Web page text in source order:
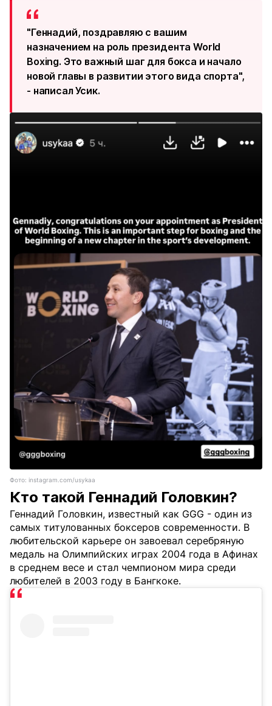
"Геннадий, поздравляю с вашим
назначением на роль президента World
Boxing. Это важный шаг для бокса и начало
новой главы в развитии этого вида спорта",
- написал Усик.
Фото: instagram.com/usykaa
Кто такой Геннадий Головкин?
Геннадий Головкин, известный как GGG - один из
самых титулованных боксеров современности. В
любительской карьере он завоевал серебряную
медаль на Олимпийских играх 2004 года в Афинах
в среднем весе и стал чемпионом мира среди
любителей в 2003 году в Бангкоке.